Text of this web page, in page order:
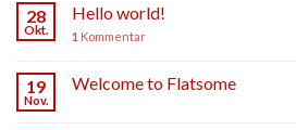
28
Okt.
Hello world!
1 Kommentar
19
Nov.
Welcome to Flatsome